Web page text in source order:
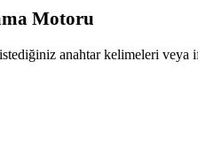
Motoru
anahtar kelimeleri veya